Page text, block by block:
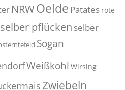
NRWOelde Patates rote
selber pflücken selber
Sogan
Weißkohl Wirsing
Zwiebeln